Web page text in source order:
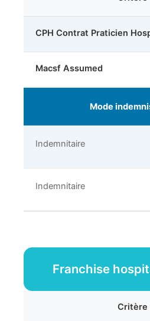
CPH Contrat Praticien
Macsf Assumed
Mode
Indemnitaire
Indemnitaire
Franchise
Critère